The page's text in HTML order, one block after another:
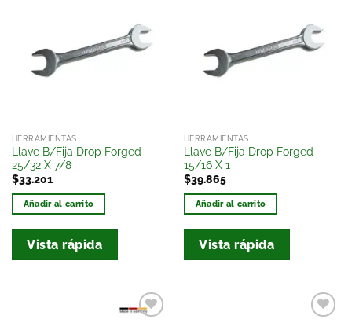
a la
lista
de
HERRAMIENTAS
Llave B/Fija Drop Forged
25/32 X 7/8
$33.201
Añadir al carrito
Vista rápida
a la
lista
de
HERRAMIENTAS
Llave B/Fija Drop Forged
15/16 X 1
$39.865
Añadir al carrito
Vista rápida